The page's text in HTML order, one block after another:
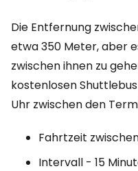
Die Entfernung
etwa 350 Meter, aber
zwischen ihnen zu
kostenlosen
Uhr zwischen den
Fahrtzeit
Intervall - 15